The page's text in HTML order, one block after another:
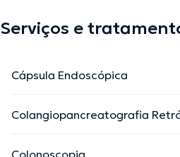
Serviços e
Cápsula Endoscópica
Colangiopancreatografia